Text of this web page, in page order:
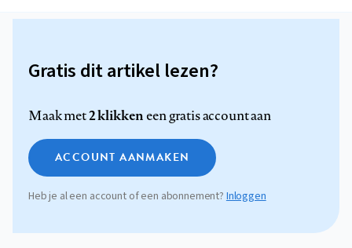
Gratis dit artikel lezen?
Maak met2 klikkeneen gratis account aan
ACCOUNT AANMAKEN
Heb je al een account of een abonnement? Inloggen